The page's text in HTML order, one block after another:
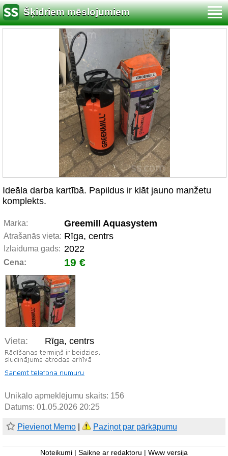
Šķidriem mēslojumiem
Ideāla darba kartībā. Papildus ir klāt jauno manžetu
komplekts.
Marka: Greemill Aquasystem
Atrašanās vieta: Rīga, centrs
Izlaiduma gads: 2022
Cena: 19 €
Vieta: Rīga, centrs
Unikālo apmeklējumu skaits: 156
Datums: 01.05.2026 20:25
Pievienot Memo Paziņot par pārkāpumu
Noteikumi Saikne ar redaktoru Www versija